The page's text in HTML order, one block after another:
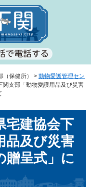
（保健所） > 動物愛護管理セン
関支部「動物愛護用品及び災害
宅建協会下
品及び災害
贈呈式」に